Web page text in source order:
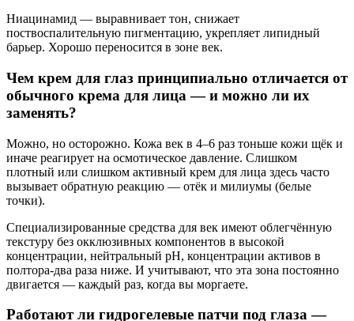
Ниацинамид — выравнивает тон, снижает
поствоспалительную пигментацию, укрепляет липидный
барьер. Хорошо переносится в зоне век.
Чем крем для глаз принципиально отличается от
обычного крема для лица — и можно ли их
заменять?
Можно, но осторожно. Кожа век в 4–6 раз тоньше кожи щёк и
иначе реагирует на осмотическое давление. Слишком
плотный или слишком активный крем для лица здесь часто
вызывает обратную реакцию — отёк и милиумы (белые
точки).
Специализированные средства для век имеют облегчённую
текстуру без окклюзивных компонентов в высокой
концентрации, нейтральный pH, концентрации активов в
полтора-два раза ниже. И учитывают, что эта зона постоянно
двигается — каждый раз, когда вы моргаете.
Работают ли гидрогелевые патчи под глаза —